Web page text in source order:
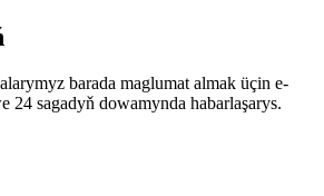
barada maglumat almak üçin e-
24 sagadyň dowamynda habarlaşarys.